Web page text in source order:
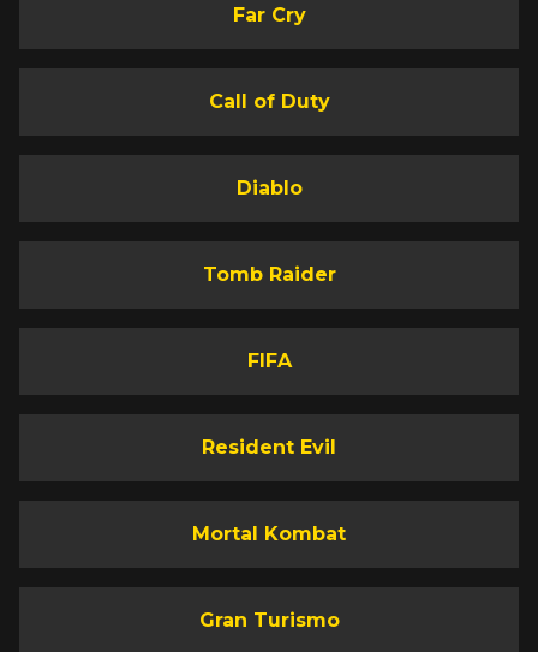
Far Cry
Call of Duty
Diablo
Tomb Raider
FIFA
Resident Evil
Mortal Kombat
Gran Turismo